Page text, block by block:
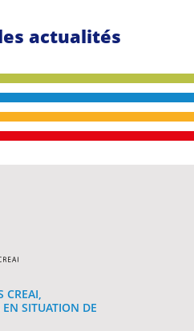
actualités
CREAI,
EN SITUATION DE